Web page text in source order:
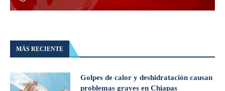
MÁS RECIENTE
Golpes de calor y deshidratación causan
problemas graves en Chiapas